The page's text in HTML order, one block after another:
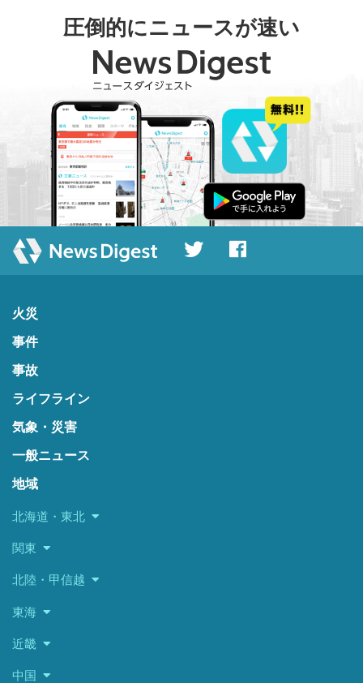
圧倒的にニュースが速い
火災
事件
事故
ライフライン
気象・災害
一般ニュース
地域
北海道・東北
関東
北陸・甲信越
東海
近畿
中国